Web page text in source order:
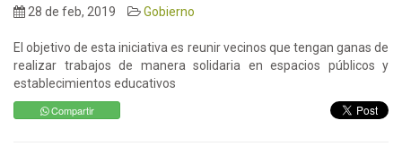
28 de feb, 2019 Gobierno
El objetivo de esta iniciativa es reunir vecinos que tengan ganas de
realizar trabajos de manera solidaria en espacios públicos y
establecimientos educativos
Compartir